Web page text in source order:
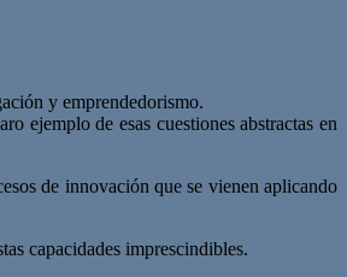
y emprendedorismo.
ejemplo de esas cuestiones abstractas en
de innovación que se vienen aplicando
capacidades imprescindibles.